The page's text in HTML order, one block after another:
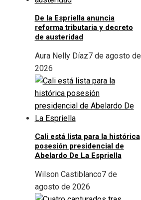
De la Espriella anuncia
reforma tributaria y decreto
de austeridad
Aura Nelly Díaz7 de agosto de
2026
Cali está lista para la histórica
posesión presidencial de
Abelardo De La Espriella
Wilson Castiblanco7 de
agosto de 2026